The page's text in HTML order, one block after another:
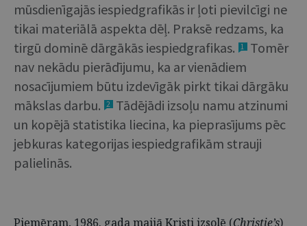
mūsdienīgajās iespiedgrafikās ir ļoti pievilcīgi ne
tikai materiālā aspekta dēļ. Praksē redzams, ka
tirgū dominē dārgākās iespiedgrafikas.
1
Tomēr
nav nekādu pierādījumu, ka ar vienādiem
nosacījumiem būtu izdevīgāk pirkt tikai dārgāku
mākslas darbu.
2
Tādējādi izsoļu namu atzinumi
un kopējā statistika liecina, ka pieprasījums pēc
jebkuras kategorijas iespiedgrafikām strauji
palielinās.
Piemēram, 1986. gada maijā Kristi izsolē (Christie’s)